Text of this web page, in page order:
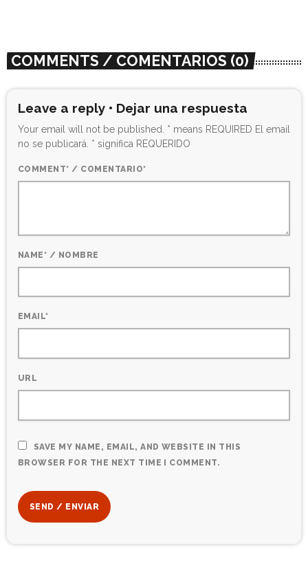
COMMENTS / COMENTARIOS (0)
Leave a reply • Dejar una respuesta
Your email will not be published. * means REQUIRED El email
no se publicará. * significa REQUERIDO
COMMENT* / COMENTARIO*
NAME* / NOMBRE
EMAIL*
URL
SAVE MY NAME, EMAIL, AND WEBSITE IN THIS
BROWSER FOR THE NEXT TIME I COMMENT.